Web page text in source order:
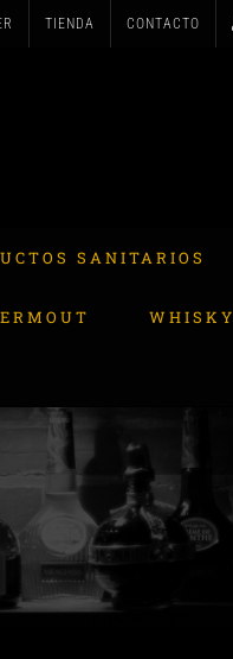
TIENDA CONTACTO
SANITARIOS
WHISKY